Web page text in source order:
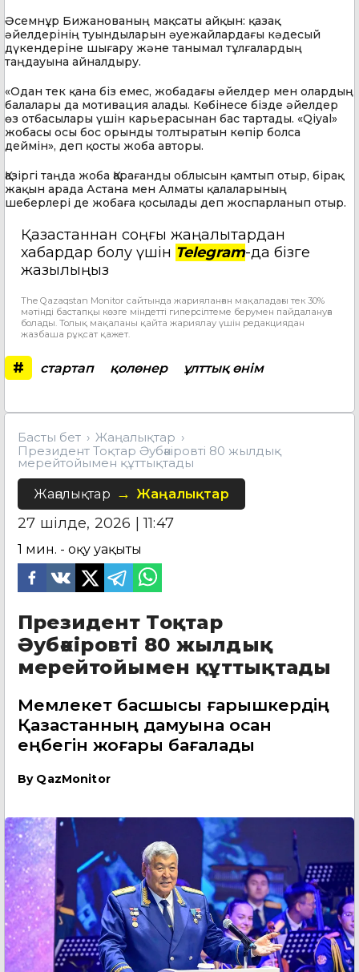
Әсемнұр Бижанованың мақсаты айқын: қазақ
әйелдерінің туындыларын әуежайлардағы кәдесый
дүкендеріне шығару және танымал тұлғалардың
таңдауына айналдыру.
«Одан тек қана біз емес, жобадағы әйелдер мен олардың
балалары да мотивация алады. Көбінесе бізде әйелдер
өз отбасылары үшін карьерасынан бас тартады. «Qiyal»
жобасы осы бос орынды толтыратын көпір болса
деймін», деп қосты жоба авторы.
Қазіргі таңда жоба Қарағанды облысын қамтып отыр, бірақ
жақын арада Астана мен Алматы қалаларының
шеберлері де жобаға қосылады деп жоспарланып отыр.
Қазақстаннан соңғы жаңалықтардан
хабардар болу үшін Telegram-да бізге
жазылыңыз
The Qazaqstan Monitor сайтында жарияланған мақаладағы тек 30%
мәтінді бастапқы көзге міндетті гиперсілтеме берумен пайдалануға
болады. Толық мақаланы қайта жариялау үшін редакциядан
жазбаша рұқсат қажет.
# стартап қолөнер ұлттық өнім
Басты бет
Жаңалықтар
Президент Тоқтар Әубәкіровті 80 жылдық
мерейтойымен құттықтады
Жаңалықтар Жаңалықтар
27 шілде, 2026 | 11:47
1 мин. - оқу уақыты
Президент Тоқтар
Әубәкіровті 80 жылдық
мерейтойымен құттықтады
Мемлекет басшысы ғарышкердің
Қазақстанның дамуына қосқан
еңбегін жоғары бағалады
By QazMonitor